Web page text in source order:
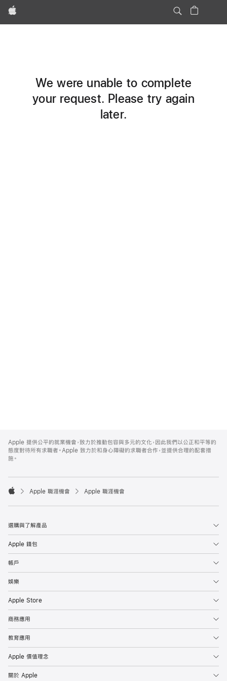
Apple
We were unable to complete
your request. Please try again
later.
Footer
Apple 提供公平的就業機會，致力於推動包容與多元的文化，因此我們以公正和平等的
態度對待所有求職者。Apple 致力於和身心障礙的求職者合作，並提供合理的配套措
施。

Apple 職涯機會 Apple 職涯機會
選購與了解產品
Apple 錢包
帳戶
娛樂
Apple Store
商務應用
教育應用
Apple 價值理念
關於 Apple